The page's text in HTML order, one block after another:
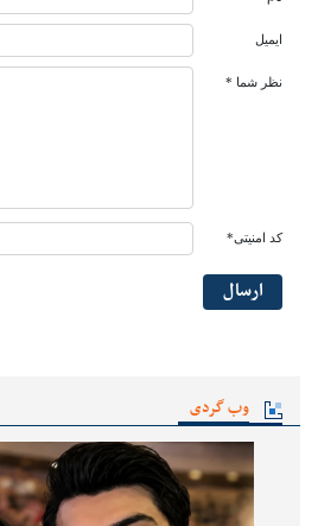
وب گردی
ایمیل
نظر شما *
کد امنیتی*
ارسال